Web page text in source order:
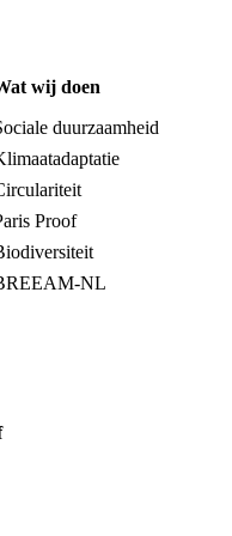
wij doen
duurzaamheid
Proof
NL